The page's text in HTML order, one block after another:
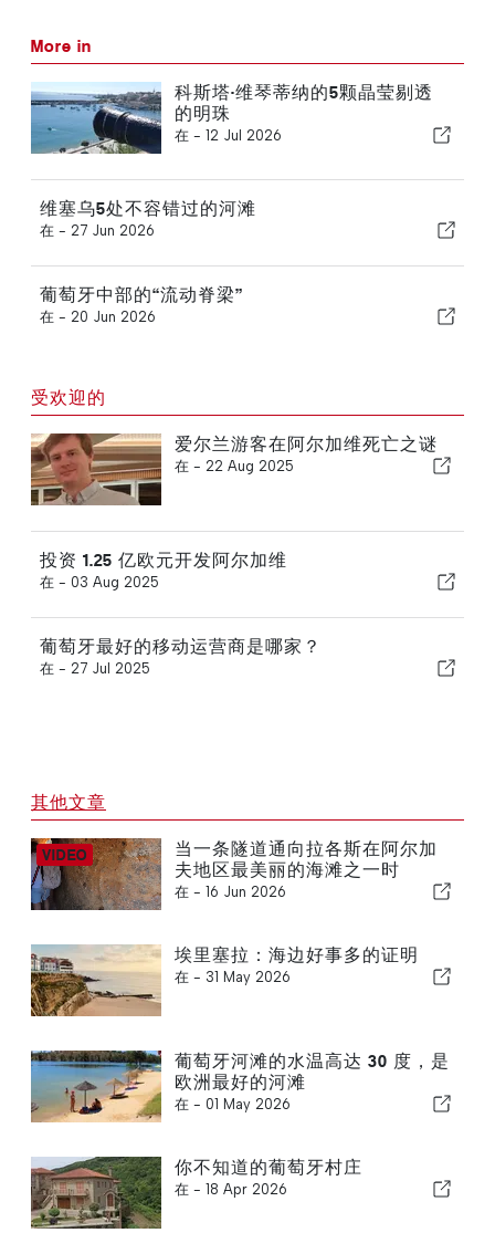
More in
科斯塔·维琴蒂纳的5颗晶莹剔透
的明珠
在 - 12 Jul 2026
维塞乌5处不容错过的河滩
在 - 27 Jun 2026
葡萄牙中部的“流动脊梁”
在 - 20 Jun 2026
受欢迎的
爱尔兰游客在阿尔加维死亡之谜
在 - 22 Aug 2025
投资 1.25 亿欧元开发阿尔加维
在 - 03 Aug 2025
葡萄牙最好的移动运营商是哪家？
在 - 27 Jul 2025
其他文章
当一条隧道通向拉各斯在阿尔加
夫地区最美丽的海滩之一时
在 - 16 Jun 2026
埃里塞拉：海边好事多的证明
在 - 31 May 2026
葡萄牙河滩的水温高达 30 度，是
欧洲最好的河滩
在 - 01 May 2026
你不知道的葡萄牙村庄
在 - 18 Apr 2026